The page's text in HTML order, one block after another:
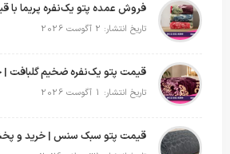
تاریخ انتشار: 2 آگوست 2026
تاریخ انتشار: 1 آگوست 2026